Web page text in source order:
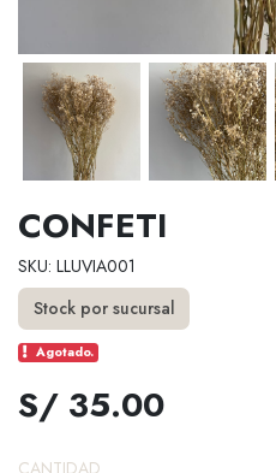
CONFETI
SKU: LLUVIA001
Stock por sucursal
Agotado.
S/ 35.00